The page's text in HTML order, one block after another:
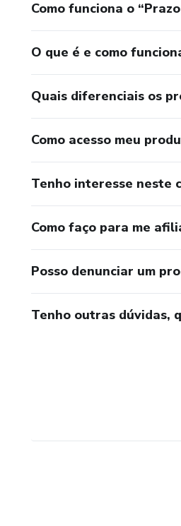
Como funciona o
O que é e como
Quais diferenciais os
Como acesso meu
Tenho interesse neste
Como faço para me
Posso denunciar um
Tenho outras dúvidas,